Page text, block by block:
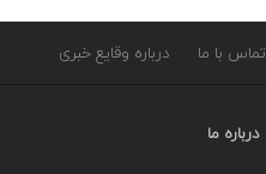
تماس با ما درباره وقایع خبری
درباره ما